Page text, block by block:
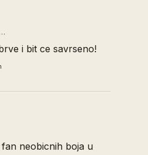
i bit ce savrseno!
neobicnih boja u